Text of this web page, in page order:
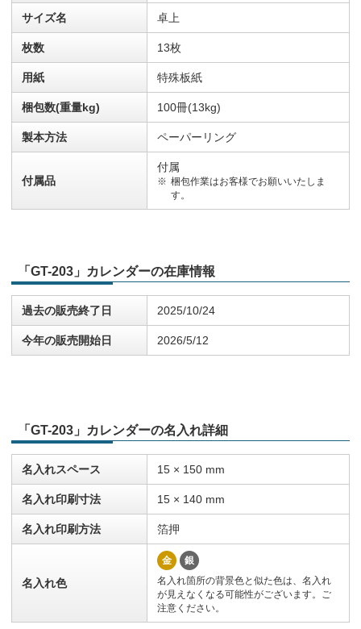
サイズ名 卓上
枚数 13枚
用紙 特殊板紙
梱包数(重量kg) 100冊(13kg)
製本方法 ペーパーリング
付属品
付属
梱包作業はお客様でお願いいたしま
す。
「GT-203」カレンダーの在庫情報
過去の販売終了日 2025/10/24
今年の販売開始日 2026/5/12
「GT-203」カレンダーの名入れ詳細
名入れスペース 15 × 150 mm
名入れ印刷寸法 15 × 140 mm
名入れ印刷方法 箔押
名入れ色
金
銀
名入れ箇所の背景色と似た色は、名入れ
が見えなくなる可能性がございます。ご
注意ください。